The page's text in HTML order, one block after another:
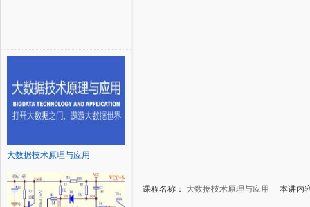
大数据技术原理与应用
课程名称： 大数据技术原理与应用 本讲内容